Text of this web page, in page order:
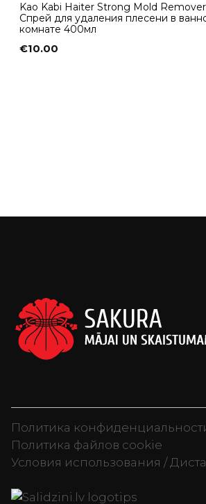
Kao Kabi Haiter Strong Mold
Спрей для удаления плесени в
комнате 400мл
€10.00
Политика
Политика файлов cookie
Условия использования /
Televizori,